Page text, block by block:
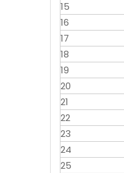
15
16
17
18
19
20
21
22
23
24
25